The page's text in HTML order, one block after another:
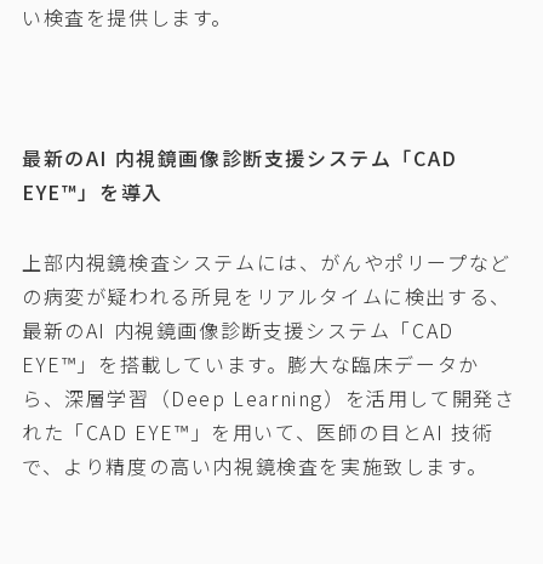
い検査を提供します。
最新のAI 内視鏡画像診断支援システム「CAD
EYE™」を導入
上部内視鏡検査システムには、がんやポリープなど
の病変が疑われる所見をリアルタイムに検出する、
最新のAI 内視鏡画像診断支援システム「CAD
EYE™」を搭載しています。膨大な臨床データか
ら、深層学習（Deep Learning）を活用して開発さ
れた「CAD EYE™」を用いて、医師の目とAI 技術
で、より精度の高い内視鏡検査を実施致します。